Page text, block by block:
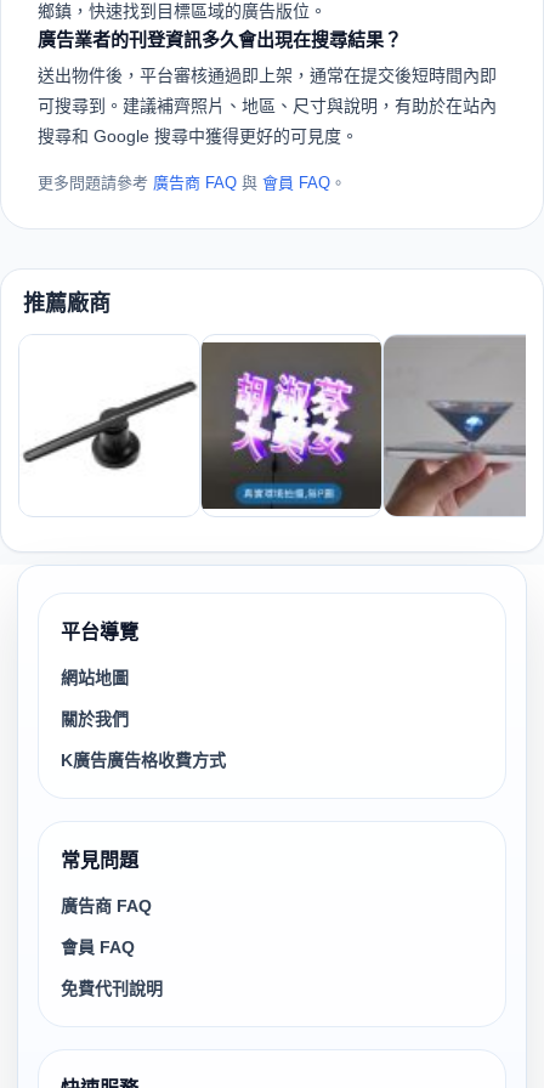
鄉鎮，快速找到目標區域的廣告版位。
廣告業者的刊登資訊多久會出現在搜尋結果？
送出物件後，平台審核通過即上架，通常在提交後短時間內即
可搜尋到。建議補齊照片、地區、尺寸與說明，有助於在站內
搜尋和 Google 搜尋中獲得更好的可見度。
更多問題請參考 廣告商 FAQ 與 會員 FAQ 。
推薦廠商
平台導覽
網站地圖
關於我們
K廣告廣告格收費方式
常見問題
廣告商 FAQ
會員 FAQ
免費代刊說明